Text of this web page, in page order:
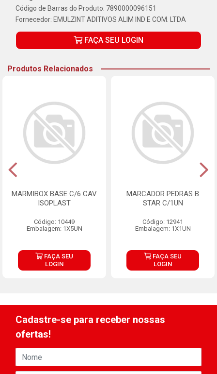
Código de Barras do Produto: 7890000096151
Fornecedor: EMULZINT ADITIVOS ALIM IND E COM. LTDA
FAÇA SEU LOGIN
Produtos Relacionados
MARMIBOX BASE C/6 CAV
ISOPLAST
Código: 10449
Embalagem: 1X5UN
FAÇA SEU
LOGIN
MARCADOR PEDRAS B
STAR C/1UN
Código: 12941
Embalagem: 1X1UN
FAÇA SEU
LOGIN
Cadastre-se para receber nossas
ofertas!